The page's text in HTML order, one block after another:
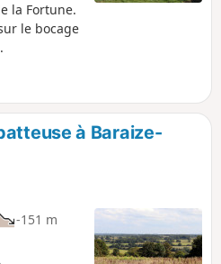
la Fortune.
le bocage
à Baraize-
-151 m